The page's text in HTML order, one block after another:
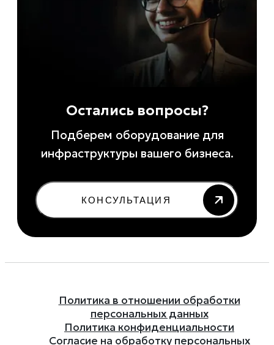
Остались вопросы?
Подберем оборудование для
инфраструктуры вашего бизнеса.
КОНСУЛЬТАЦИЯ
Политика в отношении обработки
персональных данных
Политика конфиденциальности
Согласие на обработку персональных